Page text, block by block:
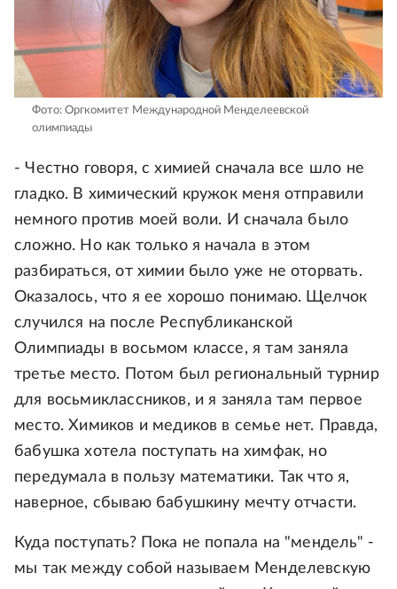
Фото: Оргкомитет Международной Менделеевской
олимпиады
- Честно говоря, с химией сначала все шло не
гладко. В химический кружок меня отправили
немного против моей воли. И сначала было
сложно. Но как только я начала в этом
разбираться, от химии было уже не оторвать.
Оказалось, что я ее хорошо понимаю. Щелчок
случился на после Республиканской
Олимпиады в восьмом классе, я там заняла
третье место. Потом был региональный турнир
для восьмиклассников, и я заняла там первое
место. Химиков и медиков в семье нет. Правда,
бабушка хотела поступать на химфак, но
передумала в пользу математики. Так что я,
наверное, сбываю бабушкину мечту отчасти.
Куда поступать? Пока не попала на "мендель" -
мы так между собой называем Менделевскую